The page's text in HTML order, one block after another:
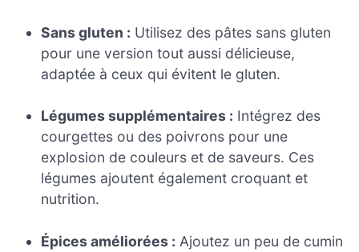
Sans gluten : Utilisez des pâtes sans gluten
pour une version tout aussi délicieuse,
adaptée à ceux qui évitent le gluten.
Légumes supplémentaires : Intégrez des
courgettes ou des poivrons pour une
explosion de couleurs et de saveurs. Ces
légumes ajoutent également croquant et
nutrition.
Épices améliorées : Ajoutez un peu de cumin